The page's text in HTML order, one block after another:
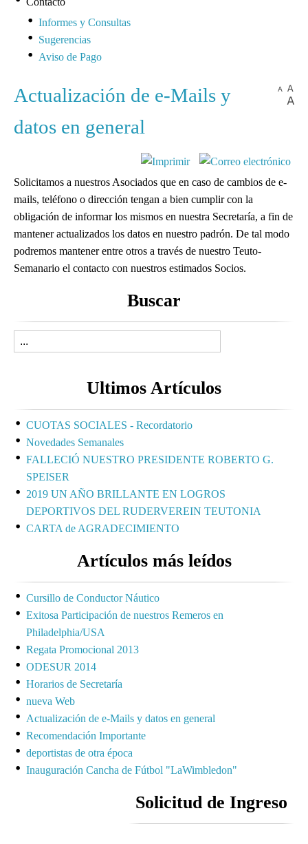
Informes y Consultas
Sugerencias
Aviso de Pago
Actualización de e-Mails y
datos en general
Solicitamos a nuestros Asociados que en caso de cambios de e-
mails, teléfono o dirección tengan a bien cumplir con la
obligación de informar los mismos en nuestra Secretaría, a fin de
mantener actualizados los datos en nuestro padrón. De tal modo
podremos mantener entre otros a través de nuestro Teuto-
Semanario el contacto con nuestros estimados Socios.
Buscar
Ultimos Artículos
CUOTAS SOCIALES - Recordatorio
Novedades Semanales
FALLECIÓ NUESTRO PRESIDENTE ROBERTO G.
SPEISER
2019 UN AÑO BRILLANTE EN LOGROS
DEPORTIVOS DEL RUDERVEREIN TEUTONIA
CARTA de AGRADECIMIENTO
Artículos más leídos
Cursillo de Conductor Náutico
Exitosa Participación de nuestros Remeros en
Philadelphia/USA
Regata Promocional 2013
ODESUR 2014
Horarios de Secretaría
nueva Web
Actualización de e-Mails y datos en general
Recomendación Importante
deportistas de otra época
Inauguración Cancha de Fútbol "LaWimbledon"
Solicitud de Ingreso